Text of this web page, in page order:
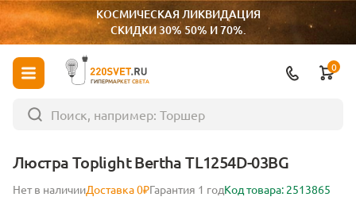
КОСМИЧЕСКАЯ ЛИКВИДАЦИЯ
СКИДКИ 30% 50% И 70%.
ГИПЕРМАРКЕТ СВЕТА
0
Люстра Toplight Bertha TL1254D-03BG
Нет в наличииДоставка 0₽Гарантия 1 годКод товара: 2513865